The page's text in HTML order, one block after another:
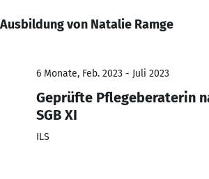
Ausbildung von Natalie Ramge
6 Monate, Feb. 2023 - Juli 2023
Geprüfte Pflegeberaterin
SGB XI
ILS